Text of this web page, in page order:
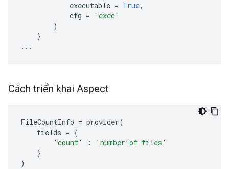
executable = True,
cfg = "exec"
)
}
...
Cách triển khai Aspect
FileCountInfo = provider(
fields = {
'count'
:
'number of files'
}
)